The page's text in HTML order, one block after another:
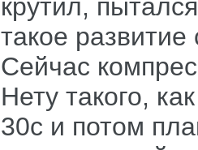
крутил,
такое
Сейчас
Нету такого,
30с и потом